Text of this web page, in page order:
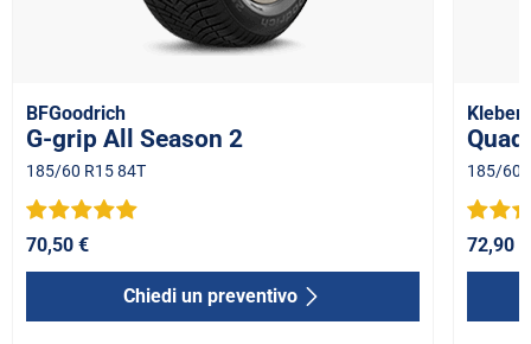
BFGoodrich
G-grip All Season 2
185/60 R15 84T
70,50 €
Chiedi un preventivo
Kleber
185/60
72,90 €